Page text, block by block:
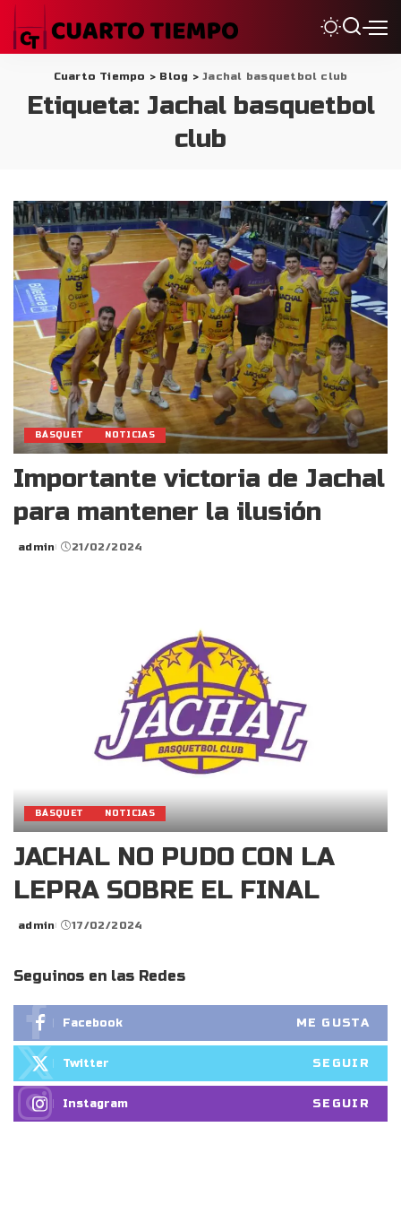
Cuarto Tiempo > Blog >Jachal basquetbol club
Etiqueta: Jachal basquetbol
club
BÁSQUET NOTICIAS
Importante victoria de Jachal
para mantener la ilusión
Posted
admin 21/02/2024
BÁSQUET NOTICIAS
JACHAL NO PUDO CON LA
LEPRA SOBRE EL FINAL
Posted
admin 17/02/2024
Seguinos en las Redes
Facebook ME GUSTA
Twitter SEGUIR
Instagram SEGUIR